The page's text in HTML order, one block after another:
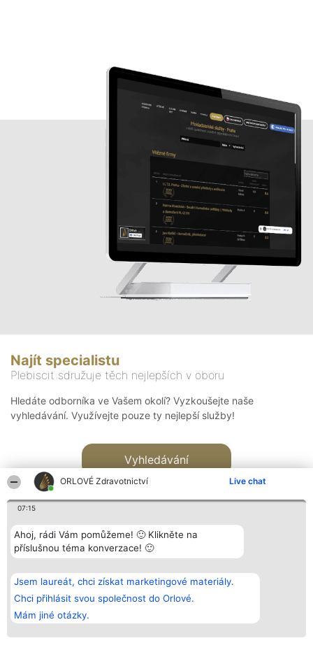
ORLOVÉ Zdravotnictví Live chat
07:15
Ahoj, rádi Vám pomůžeme! 🙂 Klikněte na
příslušnou téma konverzace! 🙂
Jsem laureát, chci získat marketingové materiály.
Chci přihlásit svou společnost do Orlové.
Mám jiné otázky.
Najít specialistu
Plebiscit sdružuje těch nejlepších v oboru
Hledáte odborníka ve Vašem okolí? Vyzkoušejte naše
vyhledávání. Využívejte pouze ty nejlepší služby!
Vyhledávání
Bright Side Solutions sp. z o.
o. sp. k.
ul. Ruska 22
Wrocław 50-079
KRS 0000749100 | Regon
381313360 | NIP 8943132676
Vítězové
Seznam všech
laureátů
Zásady
Zásady
Kontakt